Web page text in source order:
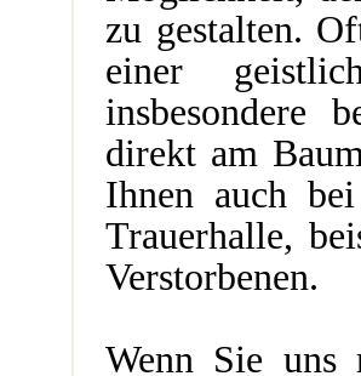
zu gestalten.
einer
insbesondere
direkt am
Ihnen auch
Trauerhalle,
Verstorbenen.
Wenn Sie uns